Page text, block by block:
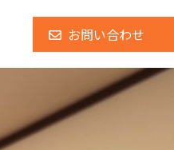
お問い合わせ